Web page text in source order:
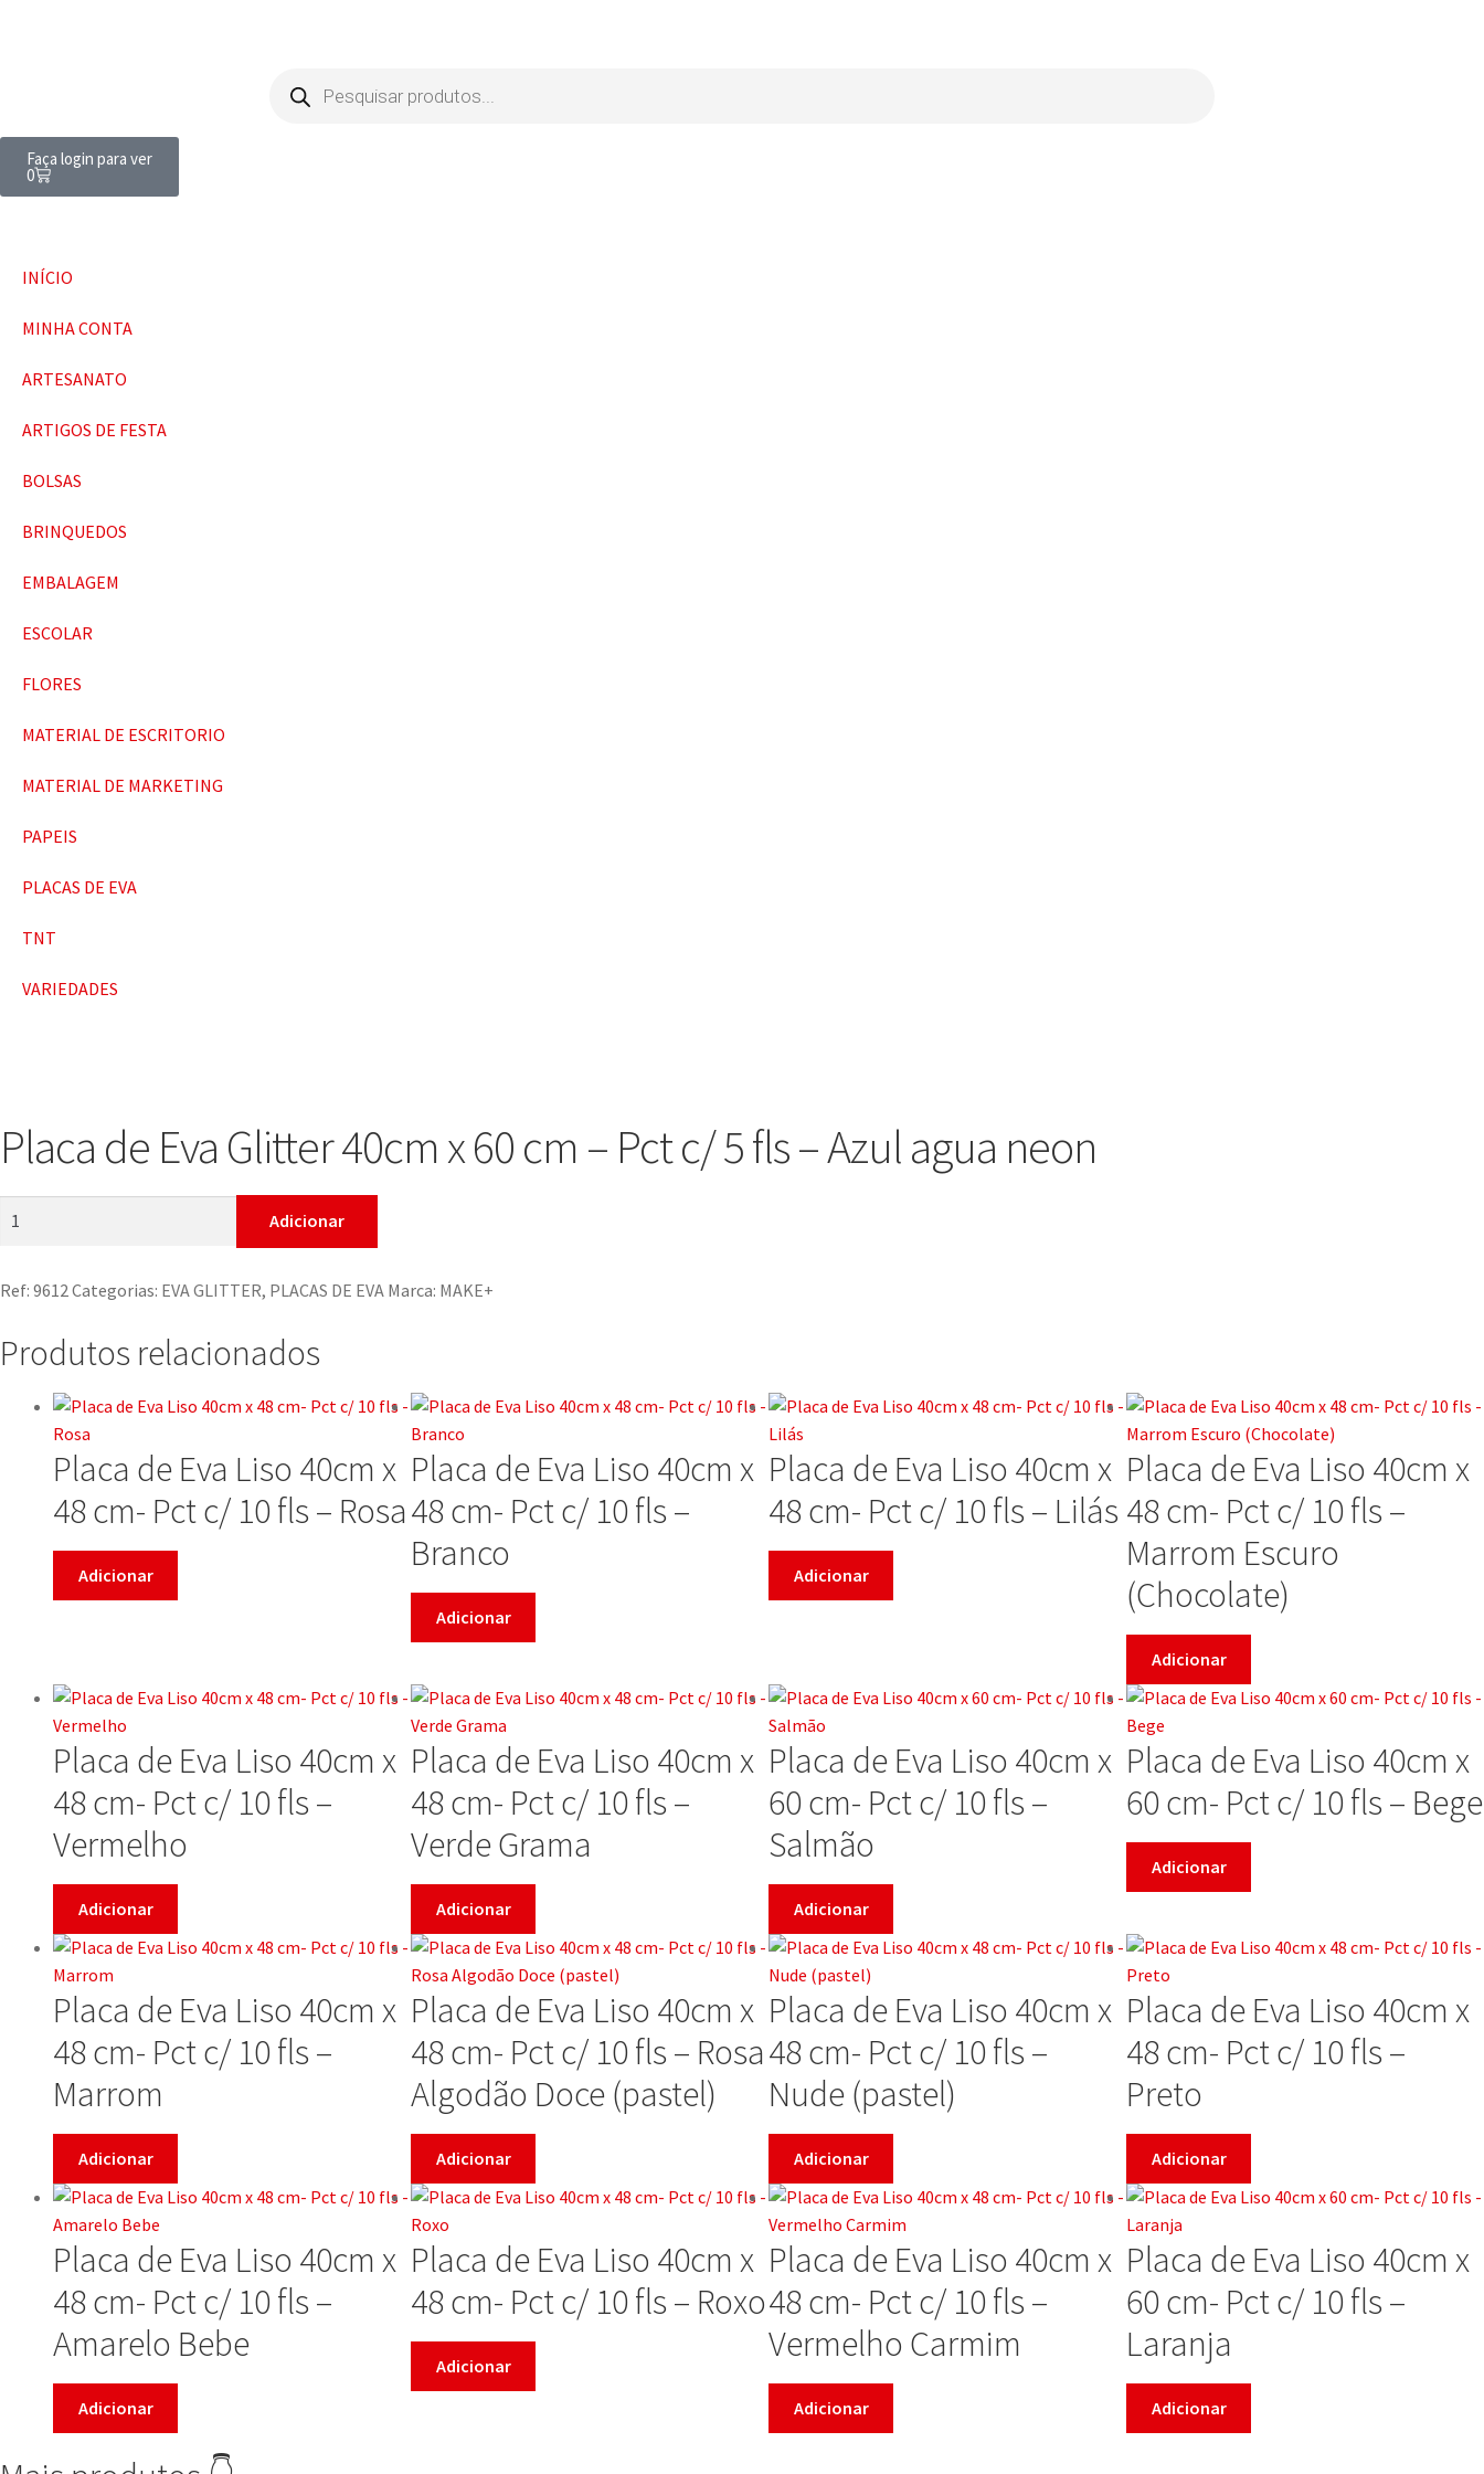
Faça login para ver
0
INÍCIO
MINHA CONTA
ARTESANATO
ARTIGOS DE FESTA
BOLSAS
BRINQUEDOS
EMBALAGEM
ESCOLAR
FLORES
MATERIAL DE ESCRITORIO
MATERIAL DE MARKETING
PAPEIS
PLACAS DE EVA
TNT
VARIEDADES
Placa de Eva Glitter 40cm x 60 cm – Pct c/ 5 fls – Azul agua neon
Adicionar
Ref: 9612 Categorias: EVA GLITTER, PLACAS DE EVA Marca: MAKE+
Produtos relacionados
Placa de Eva Liso 40cm x
48 cm- Pct c/ 10 fls – Rosa
Adicionar
Placa de Eva Liso 40cm x
48 cm- Pct c/ 10 fls –
Branco
Adicionar
Placa de Eva Liso 40cm x
48 cm- Pct c/ 10 fls – Lilás
Adicionar
Placa de Eva Liso 40cm x
48 cm- Pct c/ 10 fls –
Marrom Escuro
(Chocolate)
Adicionar
Placa de Eva Liso 40cm x
48 cm- Pct c/ 10 fls –
Vermelho
Adicionar
Placa de Eva Liso 40cm x
48 cm- Pct c/ 10 fls –
Verde Grama
Adicionar
Placa de Eva Liso 40cm x
60 cm- Pct c/ 10 fls –
Salmão
Adicionar
Placa de Eva Liso 40cm x
60 cm- Pct c/ 10 fls – Bege
Adicionar
Placa de Eva Liso 40cm x
48 cm- Pct c/ 10 fls –
Marrom
Adicionar
Placa de Eva Liso 40cm x
48 cm- Pct c/ 10 fls – Rosa
Algodão Doce (pastel)
Adicionar
Placa de Eva Liso 40cm x
48 cm- Pct c/ 10 fls –
Nude (pastel)
Adicionar
Placa de Eva Liso 40cm x
48 cm- Pct c/ 10 fls –
Preto
Adicionar
Placa de Eva Liso 40cm x
48 cm- Pct c/ 10 fls –
Amarelo Bebe
Adicionar
Placa de Eva Liso 40cm x
48 cm- Pct c/ 10 fls – Roxo
Adicionar
Placa de Eva Liso 40cm x
48 cm- Pct c/ 10 fls –
Vermelho Carmim
Adicionar
Placa de Eva Liso 40cm x
60 cm- Pct c/ 10 fls –
Laranja
Adicionar